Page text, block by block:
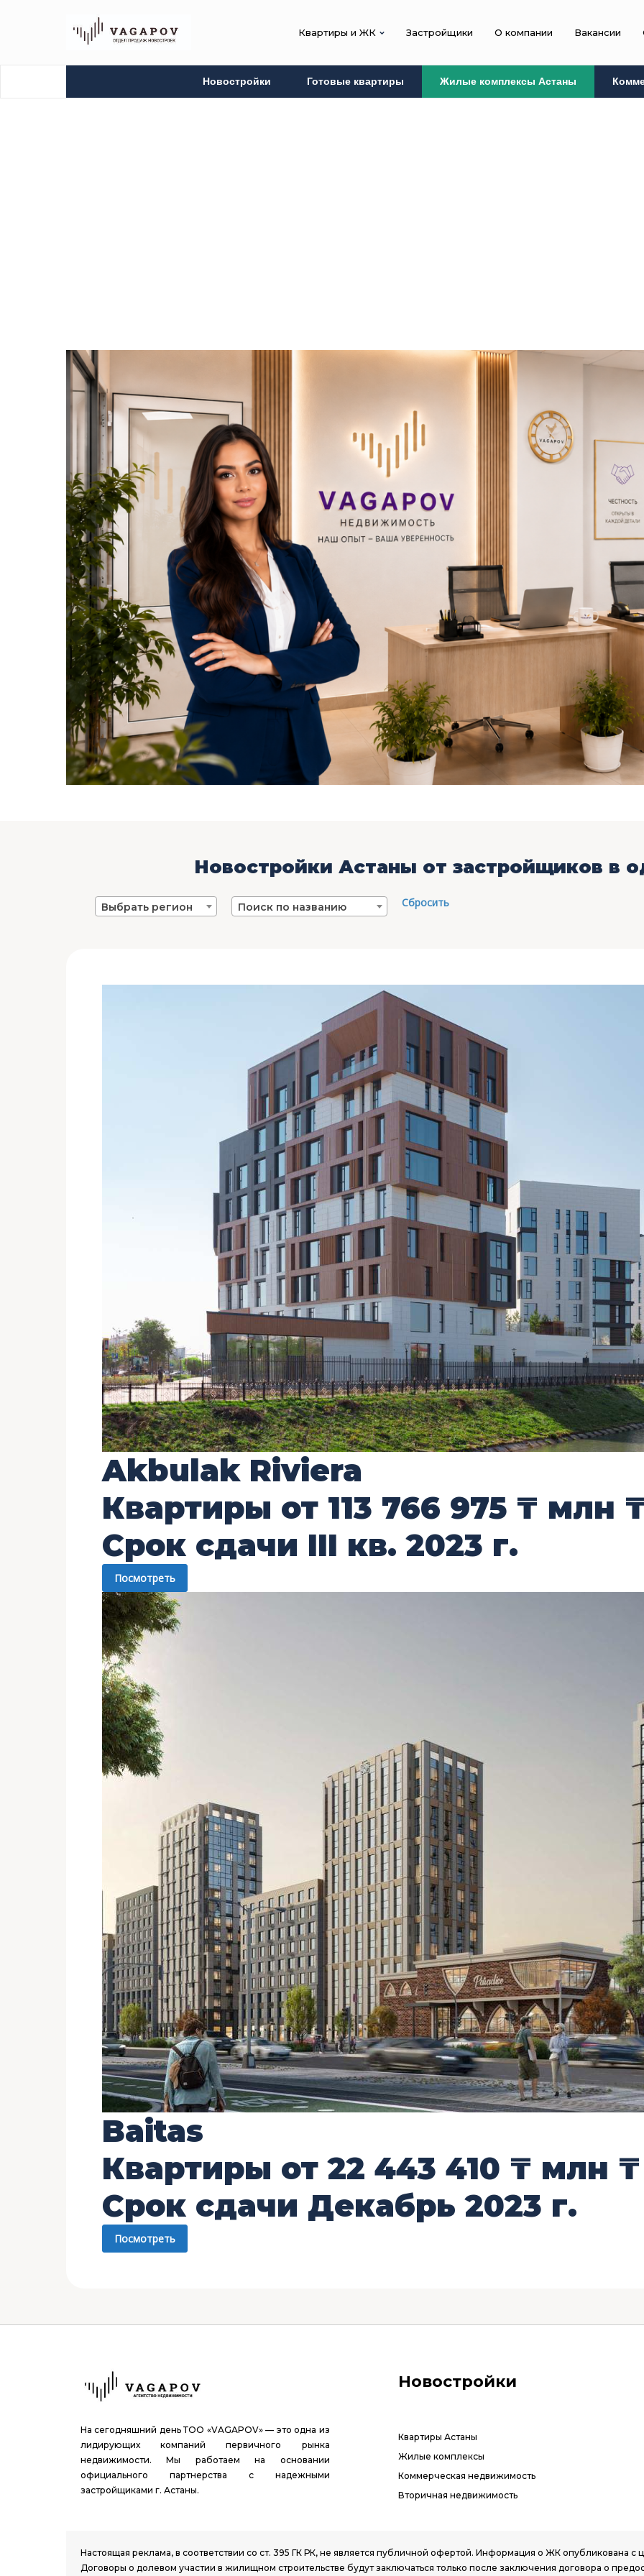
Квартиры и ЖК Застройщики О компании Вакансии
Новостройки Готовые квартиры Жилые комплексы Астаны
Новостройки Астаны от застройщиков в
Выбрать регион Поиск по названию Сбросить
Akbulak Riviera
Квартиры от 113 766 975 ₸ млн
Срок сдачи III кв. 2023 г.
Посмотреть
Baitas
Квартиры от22 443 410 ₸ млн ₸
Срок сдачи Декабрь 2023 г.
Посмотреть
На сегодняшний день ТОО «VAGAPOV» — это одна из
лидирующих компаний первичного рынка
недвижимости. Мы работаем на основании
официального партнерства с надежными
застройщиками г. Астаны.
Новостройки
Квартиры Астаны
Жилые комплексы
Коммерческая недвижимость
Вторичная недвижимость
Настоящая реклама, в соответствии со ст. 395 ГК РК, не является публичной офертой. Информация о ЖК опубликована с
Договоры о долевом участии в жилищном строительстве будут заключаться только после заключения договора о